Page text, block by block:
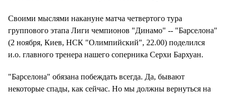
Своими мыслями накануне матча четвертого тура
группового этапа Лиги чемпионов "Динамо" -- "Барселона"
(2 ноября, Киев, НСК "Олимпийский", 22.00) поделился
и.о. главного тренера нашего соперника Серхи Бархуан.
"Барселона" обязана побеждать всегда. Да, бывают
некоторые спады, как сейчас. Но мы должны вернуться на